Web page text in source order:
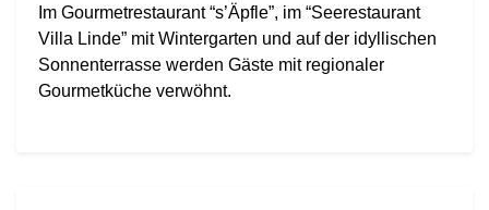
Im Gourmetrestaurant “s’Äpfle”, im “Seerestaurant
Villa Linde” mit Wintergarten und auf der idyllischen
Sonnenterrasse werden Gäste mit regionaler
Gourmetküche verwöhnt.